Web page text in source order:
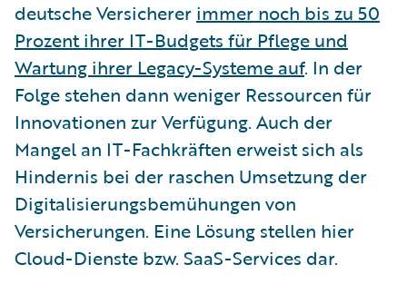
deutsche Versicherer immer noch bis zu 50
Prozent ihrer IT-Budgets für Pflege und
Wartung ihrer Legacy-Systeme auf. In der
Folge stehen dann weniger Ressourcen für
Innovationen zur Verfügung. Auch der
Mangel an IT-Fachkräften erweist sich als
Hindernis bei der raschen Umsetzung der
Digitalisierungsbemühungen von
Versicherungen. Eine Lösung stellen hier
Cloud-Dienste bzw. SaaS-Services dar.